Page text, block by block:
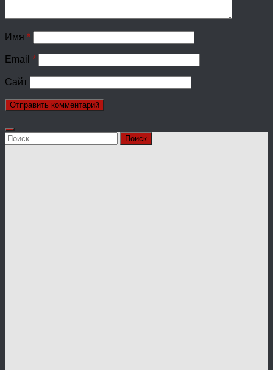
Имя *
Email *
Сайт
Найти: